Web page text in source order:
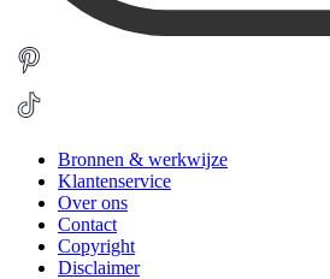
Bronnen & werkwijze
Klantenservice
Over ons
Contact
Copyright
Disclaimer